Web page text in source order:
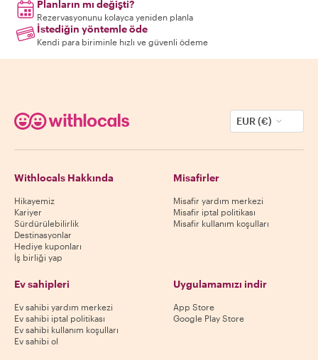
Planların mı değişti?
Rezervasyonunu kolayca yeniden planla
İstediğin yöntemle öde
Kendi para biriminle hızlı ve güvenli ödeme
EUR (€)
Withlocals Hakkında
Hikayemiz
Kariyer
Sürdürülebilirlik
Destinasyonlar
Hediye kuponları
İş birliği yap
Misafirler
Misafir yardım merkezi
Misafir iptal politikası
Misafir kullanım koşulları
Ev sahipleri
Ev sahibi yardım merkezi
Ev sahibi iptal politikası
Ev sahibi kullanım koşulları
Ev sahibi ol
Uygulamamızı indir
App Store
Google Play Store